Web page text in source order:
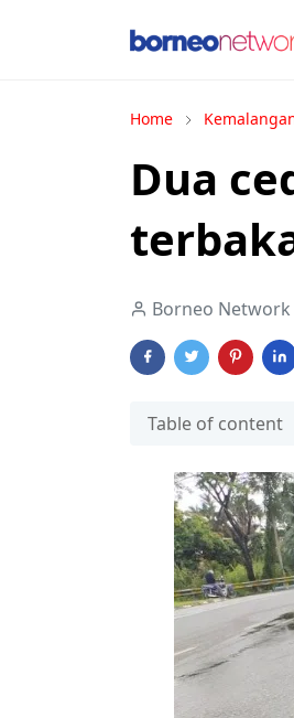
Home
Dua
Borneo Network
Table of content